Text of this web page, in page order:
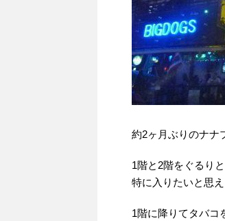
約2ヶ月ぶりのナナ
1階と2階をぐるりと
特に入りたいと思
1階に降りてタバコ